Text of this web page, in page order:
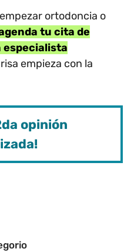
ortodoncia o
tu cita de
especialista
empieza con la
opinión